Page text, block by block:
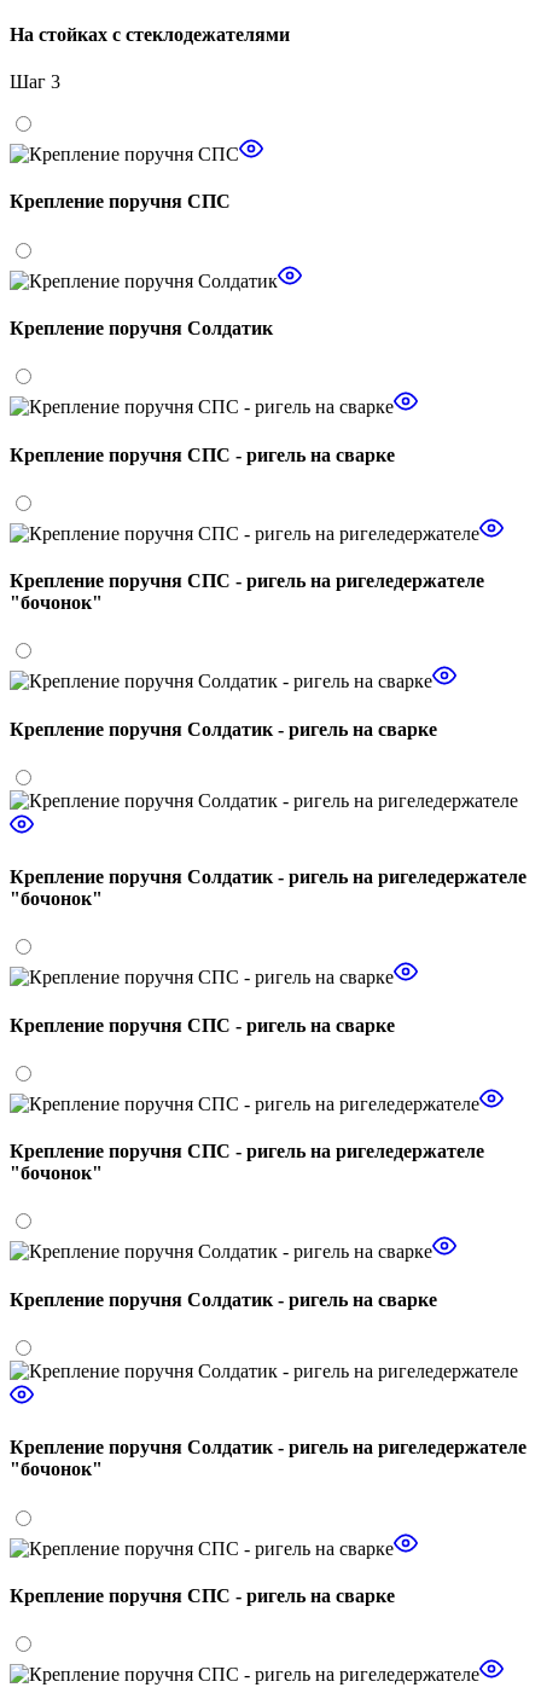
На стойках с стеклодежателями
Шаг 3
Крепление поручня СПС
Крепление поручня Солдатик
Крепление поручня СПС - ригель на сварке
Крепление поручня СПС - ригель на ригеледержателе
"бочонок"
Крепление поручня Солдатик - ригель на сварке
Крепление поручня Солдатик - ригель на ригеледержателе
"бочонок"
Крепление поручня СПС - ригель на сварке
Крепление поручня СПС - ригель на ригеледержателе
"бочонок"
Крепление поручня Солдатик - ригель на сварке
Крепление поручня Солдатик - ригель на ригеледержателе
"бочонок"
Крепление поручня СПС - ригель на сварке